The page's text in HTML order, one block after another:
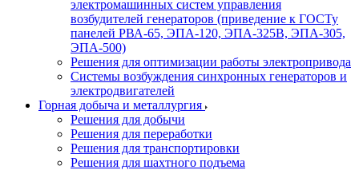
электромашинных систем управления
возбудителей генераторов (приведение к ГОСТу
панелей РВА-65, ЭПА-120, ЭПА-325В, ЭПА-305,
ЭПА-500)
Решения для оптимизации работы электропривода
Системы возбуждения синхронных генераторов и
электродвигателей
Горная добыча и металлургия
Решения для добычи
Решения для переработки
Решения для транспортировки
Решения для шахтного подъема